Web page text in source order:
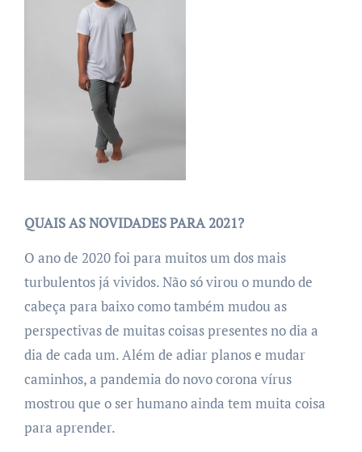
QUAIS AS NOVIDADES PARA 2021?
O ano de 2020 foi para muitosumdos mais
turbulentos já vividos. Não só virou o mundo de
cabeça para baixo como também mudou as
perspectivas de muitas coisas presentes no dia a
dia de cada um. Além de adiar planos e mudar
caminhos, a pandemia do novo corona vírus
mostrou que o ser humano ainda tem muita coisa
para aprender.